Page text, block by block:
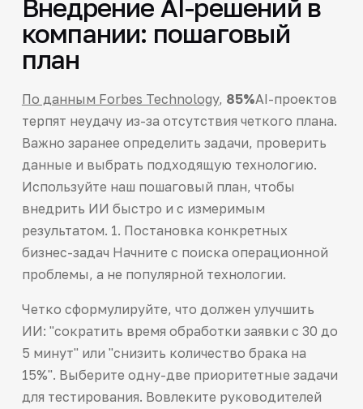
Внедрение AI-решений в
компании: пошаговый
план
По данным Forbes Technology, 85%AI-проектов
терпят неудачу из-за отсутствия четкого плана.
Важно заранее определить задачи, проверить
данные и выбрать подходящую технологию.
Используйте наш пошаговый план, чтобы
внедрить ИИ быстро и с измеримым
результатом. 1. Постановка конкретных
бизнес-задач Начните с поиска операционной
проблемы, а не популярной технологии.
Четко сформулируйте, что должен улучшить
ИИ: "сократить время обработки заявки с 30 до
5 минут" или "снизить количество брака на
15%". Выберите одну-две приоритетные задачи
для тестирования. Вовлеките руководителей